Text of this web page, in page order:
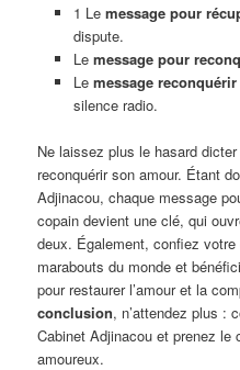
1 Le message pour
dispute.
Le message pour
Le message
silence radio.
Ne laissez plus le hasard
reconquérir son amour. Étant
Adjinacou, chaque message
copain devient une clé, qui
deux. Également, confiez
marabouts du monde et
pour restaurer l’amour et la
conclusion, n’attendez plus :
Cabinet Adjinacou et prenez le
amoureux.